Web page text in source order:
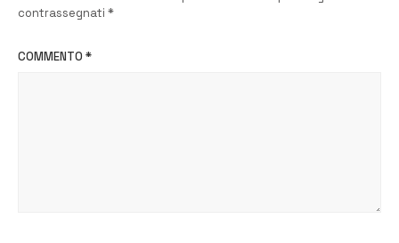
contrassegnati *
COMMENTO *